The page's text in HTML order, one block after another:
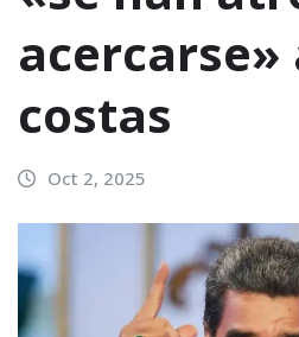
acercarse»
costas
Oct 2, 2025